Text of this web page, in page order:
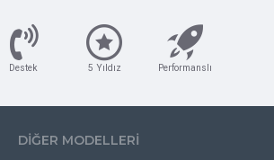
Destek 5 Yıldız Performanslı
DIĞER MODELLERI